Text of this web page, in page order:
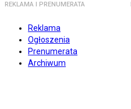
REKLAMA I PRENUMERATA
Reklama
Ogłoszenia
Prenumerata
Archiwum